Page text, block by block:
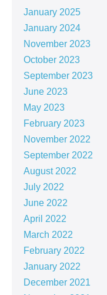
January 2025
January 2024
November 2023
October 2023
September 2023
June 2023
May 2023
February 2023
November 2022
September 2022
August 2022
July 2022
June 2022
April 2022
March 2022
February 2022
January 2022
December 2021